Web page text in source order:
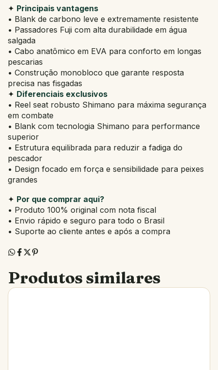
✦ Principais vantagens
• Blank de carbono leve e extremamente resistente
• Passadores Fuji com alta durabilidade em água
salgada
• Cabo anatômico em EVA para conforto em longas
pescarias
• Construção monobloco que garante resposta
precisa nas fisgadas
✦ Diferenciais exclusivos
• Reel seat robusto Shimano para máxima segurança
em combate
• Blank com tecnologia Shimano para performance
superior
• Estrutura equilibrada para reduzir a fadiga do
pescador
• Design focado em força e sensibilidade para peixes
grandes
✦ Por que comprar aqui?
• Produto 100% original com nota fiscal
• Envio rápido e seguro para todo o Brasil
• Suporte ao cliente antes e após a compra
Produtos similares